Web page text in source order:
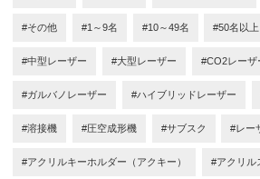
#その他 #1～9名 #10～49名 #50名以上
#中型レーザー #大型レーザー #CO2レーザ
#ガルバノレーザー #ハイブリッドレーザー
#溶接機 #圧空成形機 #サブスク #レー
#アクリルキーホルダー（アクキー） #アクリル